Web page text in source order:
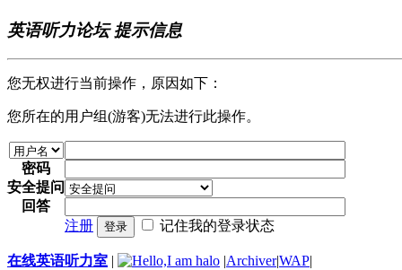
英语听力论坛 提示信息
您无权进行当前操作，原因如下：
您所在的用户组(游客)无法进行此操作。
密码
安全提问
回答
注册
登录 记住我的登录状态
在线英语听力室 | |Archiver|WAP|